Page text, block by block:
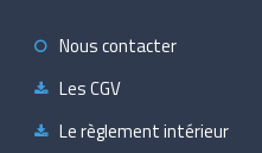
Nous contacter
Les CGV
Le règlement intérieur